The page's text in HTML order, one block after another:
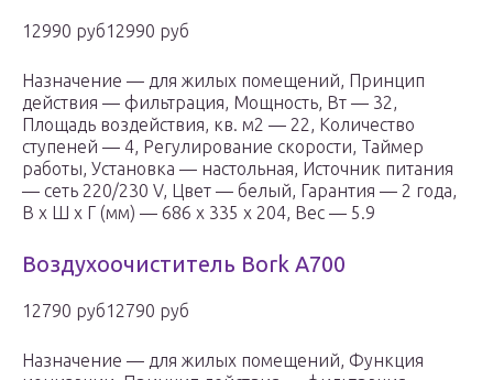
12990 руб12990 руб
Назначение — для жилых помещений, Принцип
действия — фильтрация, Мощность, Вт — 32,
Площадь воздействия, кв. м2 — 22, Количество
ступеней — 4, Регулирование скорости, Таймер
работы, Установка — настольная, Источник питания
— сеть 220/230 V, Цвет — белый, Гарантия — 2 года,
В x Ш x Г (мм) — 686 x 335 x 204, Вес — 5.9
Воздухоочиститель Bork A700
12790 руб12790 руб
Назначение — для жилых помещений, Функция